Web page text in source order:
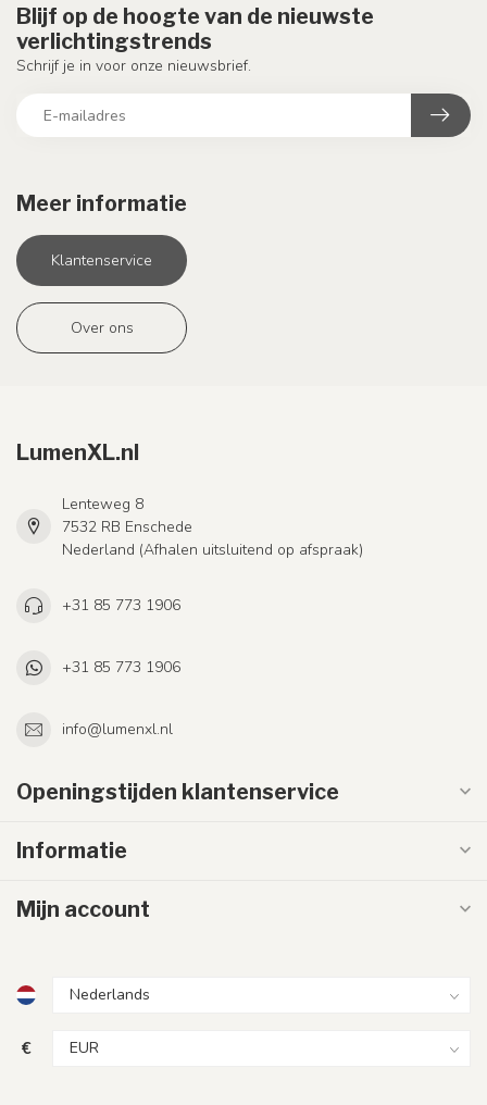
Meer informatie
Klantenservice
Over ons
Blijf op de hoogte van de nieuwste
verlichtingstrends
Schrijf je in voor onze nieuwsbrief.
LumenXL.nl
Lenteweg 8
7532 RB Enschede
Nederland (Afhalen uitsluitend op afspraak)
+31 85 773 1906
+31 85 773 1906
info@lumenxl.nl
Openingstijden klantenservice
Informatie
Mijn account
€